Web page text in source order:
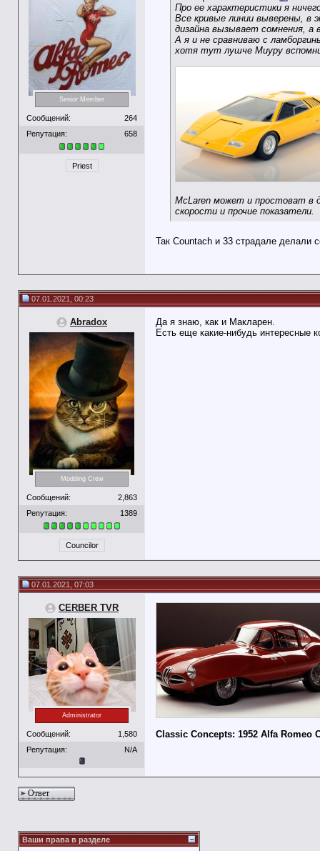
Senior Member
Сообщений:
264
Репутация:
658
Priest
Про ее характеристики я
Все кривые линии выверены, в
дизайна вызывает сомнения, а
А я и не сравниваю с
хотя тут лушче Миуру
McLaren может и простоват в
скорости и прочие показатели.
Так Countach и 33 страдале делали
07.01.2021, 00:23
Abradox
Modding Crew
Сообщений:
2,863
Репутация:
1389
Councilor
Да я знаю, как и Макларен.
Есть еще какие-нибудь интересные
07.01.2021, 07:03
CERBER TVR
Administrator
Сообщений:
1,580
Репутация:
N/A
Classic Concepts: 1952 Alfa Romeo
Ответ
Ваши права в разделе